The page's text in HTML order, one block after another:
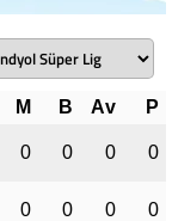
M B Av
P
0 0 0 0
0 0 0 0